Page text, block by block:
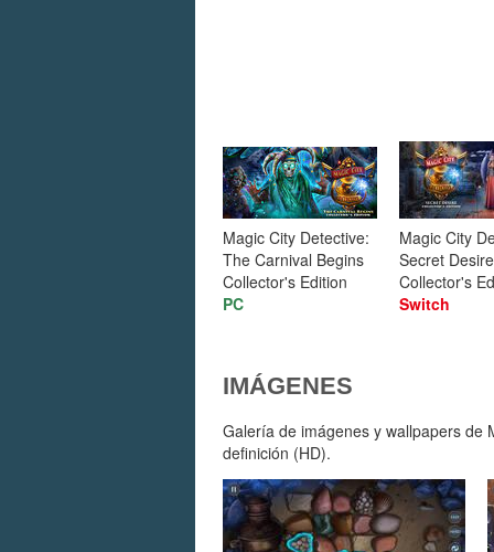
Magic City Detective:
The Carnival Begins
Collector's Edition
PC
Magic City
Secret Desire
Collector's
Switch
IMÁGENES
Galería de imágenes y wallpapers de
definición (HD).